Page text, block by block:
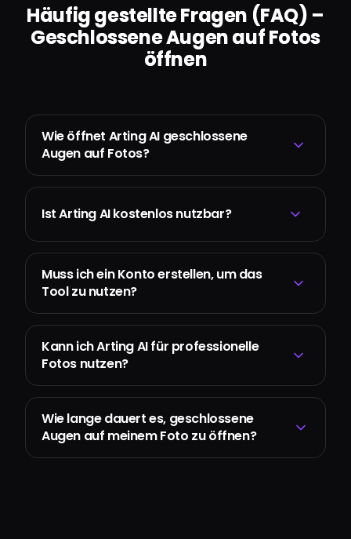
Häufig gestellte Fragen (FAQ) –
Geschlossene Augen auf Fotos
öffnen
Wie öffnet Arting AI geschlossene
Augen auf Fotos?
Ist Arting AI kostenlos nutzbar?
Muss ich ein Konto erstellen, um das
Tool zu nutzen?
Kann ich Arting AI für professionelle
Fotos nutzen?
Wie lange dauert es, geschlossene
Augen auf meinem Foto zu öffnen?